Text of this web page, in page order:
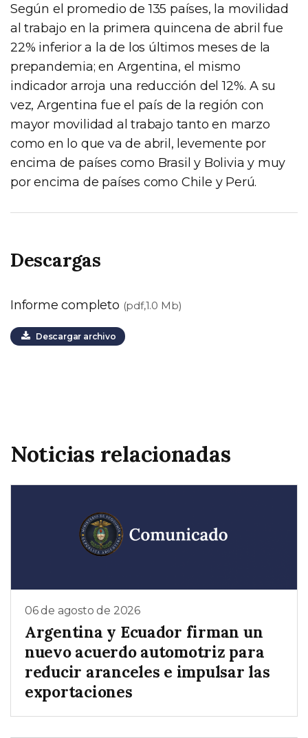
Según el promedio de 135 países, la movilidad
al trabajo en la primera quincena de abril fue
22% inferior a la de los últimos meses de la
prepandemia; en Argentina, el mismo
indicador arroja una reducción del 12%. A su
vez, Argentina fue el país de la región con
mayor movilidad al trabajo tanto en marzo
como en lo que va de abril, levemente por
encima de países como Brasil y Bolivia y muy
por encima de países como Chile y Perú.
Descargas
Informe completo (pdf,1.0 Mb)
Descargar archivo
Noticias relacionadas
06 de agosto de 2026
Argentina y Ecuador firman un
nuevo acuerdo automotriz para
reducir aranceles e impulsar las
exportaciones